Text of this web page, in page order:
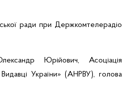
ради при Держкомтелерадіо
Юрійович, Асоціація
Видавці України» (АНРВУ), голова